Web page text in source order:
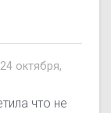
24 октября,
что не